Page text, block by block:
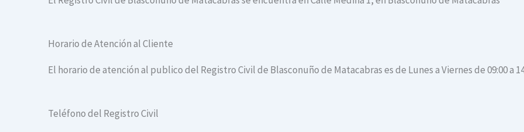
Horario de Atención al Cliente
El horario de atención al publico del Registro Civil de Blasconuño de Matacabras es de Lunes a Viernes de 09:00 a
Teléfono del Registro Civil